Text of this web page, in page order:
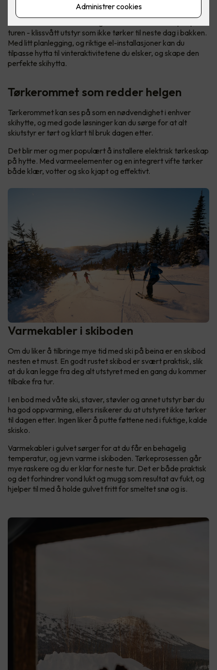
turen - klissvått utstyr som ikke tørker til neste dag i bakken.
Med litt planlegging, og riktige el-installasjoner kan du
tilpasse hytta til vinteraktivitetene du elsker, og skape den
perfekte skihytta.
Tørkerommet som redder helgen
Tørkerommet kan ses på som en nødvendighet i enhver
skihytte, og med gode løsninger kan du sørge for at alt
skiutstyr er tørt og klart til bruk dagen etter.
Det blir mer og mer populært å installere elektrisk tørkeskap
på hytte. Med varmeelementer og en integrert vifte tørker
både klær, votter og sko kjapt og effektivt.
Varmekabler i skiboden
Om du liker å tilbringe mye tid med ski på beina er en skibod
nesten et must. En godt rustet skibod er svært praktisk, slik
at du kan legge fra deg alt utstyret med en gang du kommer
tilbake fra tur.
I en bod med våte ski, staver, støvler og annet utstyr bør du
ha god oppvarming, ellers risikerer du at utstyret ikke tørker
til dagen etter. Ingen liker å putte føttene ned i fuktige, kalde
skisko.
Varmekabler i gulvet sørger for at du får en behagelig
temperatur, og jevn varme i skiboden. Tørkeprosessen går
mye raskere og du er klar for neste tur. Det er både praktisk
og det forhindrer vond lukt og mugg som resultat av fukt, og
hjelper til med å holde gulvet fritt for smeltet snø og is.